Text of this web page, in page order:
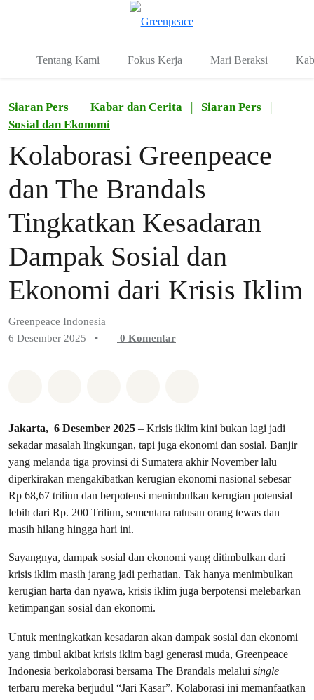
Tentang Kami Fokus Kerja Mari Beraksi
Siaran Pers Kabar dan Cerita | Siaran Pers
|
Sosial dan Ekonomi
Kolaborasi Greenpeace
dan The Brandals
Tingkatkan Kesadaran
Dampak Sosial dan
Ekonomi dari Krisis Iklim
Greenpeace Indonesia
6 Desember 2025
• 0 Komentar
Jakarta, 6 Desember 2025 – Krisis iklim kini bukan lagi jadi
sekadar masalah lingkungan, tapi juga ekonomi dan sosial. Banjir
yang melanda tiga provinsi di Sumatera akhir November lalu
diperkirakan mengakibatkan kerugian ekonomi nasional sebesar
Rp 68,67 triliun dan berpotensi menimbulkan kerugian potensial
lebih dari Rp. 200 Triliun, sementara ratusan orang tewas dan
masih hilang hingga hari ini.
Sayangnya, dampak sosial dan ekonomi yang ditimbulkan dari
krisis iklim masih jarang jadi perhatian. Tak hanya menimbulkan
kerugian harta dan nyawa, krisis iklim juga berpotensi melebarkan
ketimpangan sosial dan ekonomi.
Untuk meningkatkan kesadaran akan dampak sosial dan ekonomi
yang timbul akibat krisis iklim bagi generasi muda, Greenpeace
Indonesia berkolaborasi bersama The Brandals melalui single
terbaru mereka berjudul “Jari Kasar”. Kolaborasi ini memanfaatkan